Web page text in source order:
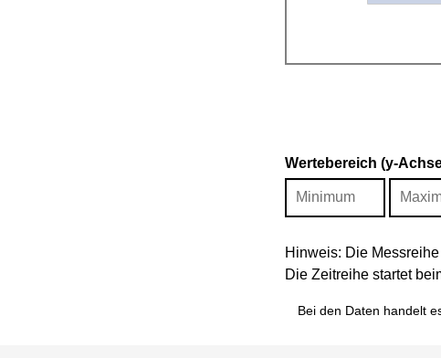
Wertebereich (y-
Hinweis: Die
Die Zeitreihe startet
Bei den Daten handelt